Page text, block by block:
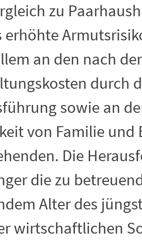
zu
erhöhte
an den nach
durch
sowie an
von Familie und
Die
die zu
Alter des
wirtschaftlichen